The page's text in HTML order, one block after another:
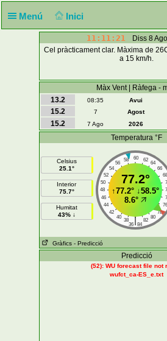
Menú Inici
11:11:21
Diss 8
Cel pràcticament clar. Màxima de
a 15 km/h.
Màx Vent | Ràfega -
13.2
08:35 Avui
15.2
7 Agost
15.2
7 Ago 2026
Temperatura °F
Celsius
25.1°
Interior
75.7°
Humitat
43% ↓
60
58 62
56
64
54
66
52
68
50
48
46
44
76
42
78
40
80
38 82
|
36 84
77.2°
↑77.2° ↓58.5°
8.6°
Gràfics - Predicció
Predicció
(52): WU forecast file not
wufct_ca-ES_e.txt